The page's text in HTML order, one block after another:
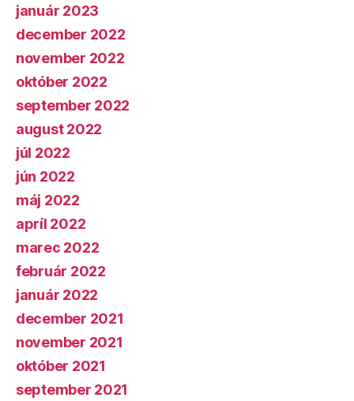
január 2023
december 2022
november 2022
október 2022
september 2022
august 2022
júl 2022
jún 2022
máj 2022
apríl 2022
marec 2022
február 2022
január 2022
december 2021
november 2021
október 2021
september 2021